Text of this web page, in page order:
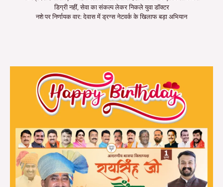
डिग्री नहीं, सेवा का संकल्प लेकर निकले युवा डॉक्टर
नशे पर निर्णायक वार: देवास में ड्रग्स नेटवर्क के खिलाफ बड़ा अभियान